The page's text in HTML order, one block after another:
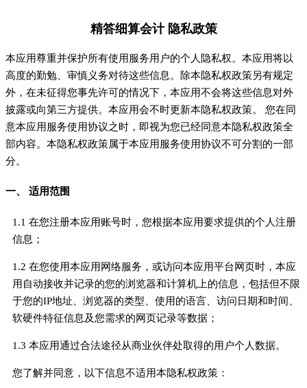
精答细算会计 隐私政策
本应用尊重并保护所有使用服务用户的个人隐私权。本应用将以
高度的勤勉、审慎义务对待这些信息。除本隐私权政策另有规定
外，在未征得您事先许可的情况下，本应用不会将这些信息对外
披露或向第三方提供。本应用会不时更新本隐私权政策。 您在同
意本应用服务使用协议之时，即视为您已经同意本隐私权政策全
部内容。本隐私权政策属于本应用服务使用协议不可分割的一部
分。
一、 适用范围
1.1 在您注册本应用账号时，您根据本应用要求提供的个人注册
信息；
1.2 在您使用本应用网络服务，或访问本应用平台网页时，本应
用自动接收并记录的您的浏览器和计算机上的信息，包括但不限
于您的IP地址、浏览器的类型、使用的语言、访问日期和时间、
软硬件特征信息及您需求的网页记录等数据；
1.3 本应用通过合法途径从商业伙伴处取得的用户个人数据。
您了解并同意，以下信息不适用本隐私权政策：